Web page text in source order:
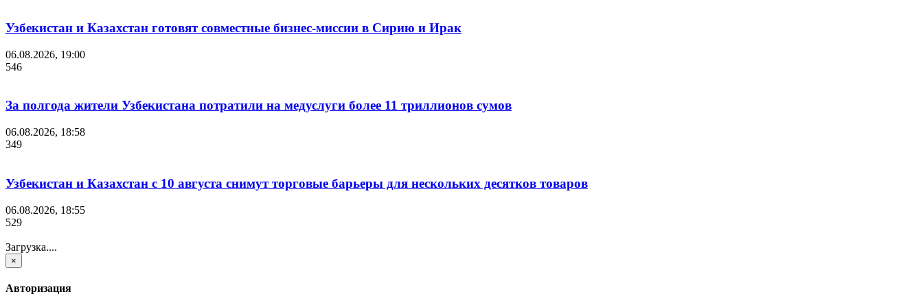
Узбекистан и Казахстан готовят совместные бизнес-миссии в Сирию и Ирак
06.08.2026, 19:00
546
За полгода жители Узбекистана потратили на медуслуги более 11 триллионов сумов
06.08.2026, 18:58
349
Узбекистан и Казахстан с 10 августа снимут торговые барьеры для нескольких десятков товаров
06.08.2026, 18:55
529
Загрузка....
×
Авторизация